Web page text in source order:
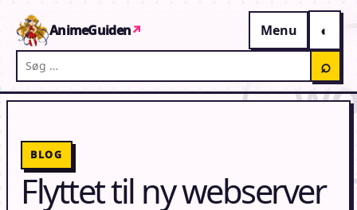
AnimeGuiden↗
Menu
Søg på AnimeGuiden
⌕
BLOG
Flyttet til ny webserver